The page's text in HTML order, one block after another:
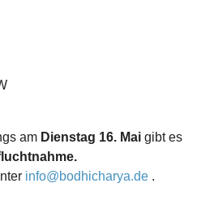
am Dienstag 16. Mai gibt es
info@bodhicharya.de .